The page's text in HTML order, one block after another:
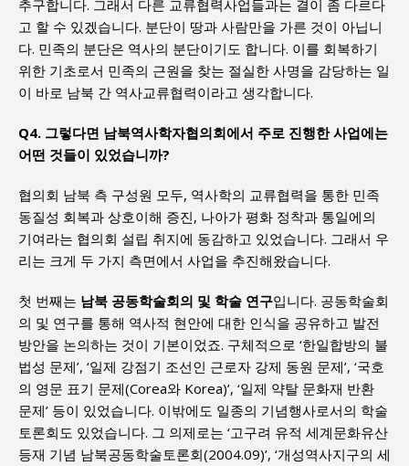
추구합니다. 그래서 다른 교류협력사업들과는 결이 좀 다르다
고 할 수 있겠습니다. 분단이 땅과 사람만을 가른 것이 아닙니
다. 민족의 분단은 역사의 분단이기도 합니다. 이를 회복하기
위한 기초로서 민족의 근원을 찾는 절실한 사명을 감당하는 일
이 바로 남북 간 역사교류협력이라고 생각합니다.
Q4. 그렇다면 남북역사학자협의회에서 주로 진행한 사업에는
어떤 것들이 있었습니까?
협의회 남북 측 구성원 모두, 역사학의 교류협력을 통한 민족
동질성 회복과 상호이해 증진, 나아가 평화 정착과 통일에의
기여라는 협의회 설립 취지에 동감하고 있었습니다. 그래서 우
리는 크게 두 가지 측면에서 사업을 추진해왔습니다.
첫 번째는 남북 공동학술회의 및 학술 연구입니다. 공동학술회
의 및 연구를 통해 역사적 현안에 대한 인식을 공유하고 발전
방안을 논의하는 것이 기본이었죠. 구체적으로 ‘한일합방의 불
법성 문제’, ‘일제 강점기 조선인 근로자 강제 동원 문제’, ‘국호
의 영문 표기 문제(Corea와 Korea)’, ‘일제 약탈 문화재 반환
문제’ 등이 있었습니다. 이밖에도 일종의 기념행사로서의 학술
토론회도 있었습니다. 그 의제로는 ‘고구려 유적 세계문화유산
등재 기념 남북공동학술토론회(2004.09)’, ‘개성역사지구의 세